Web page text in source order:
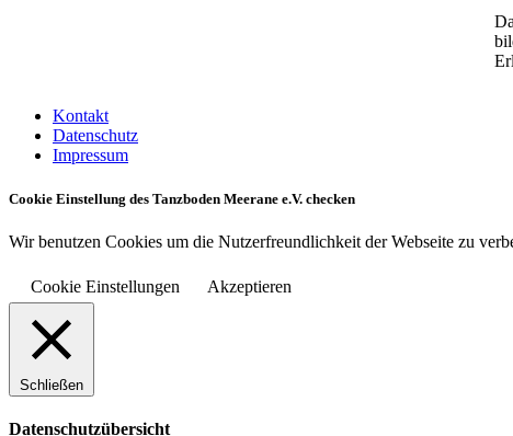
Kontakt
Datenschutz
Impressum
Cookie Einstellung des Tanzboden Meerane e.V. checken
Wir benutzen Cookies um die Nutzerfreundlichkeit der Webseite zu
Cookie Einstellungen Akzeptieren
Schließen
Datenschutzübersicht